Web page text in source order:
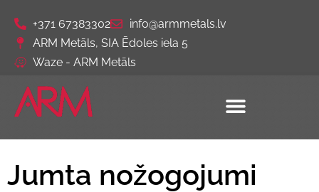
+371 67383302
info@armmetals.lv
ARM Metāls, SIA Ēdoles iela 5
Waze - ARM Metāls
Jumta nožogojumi